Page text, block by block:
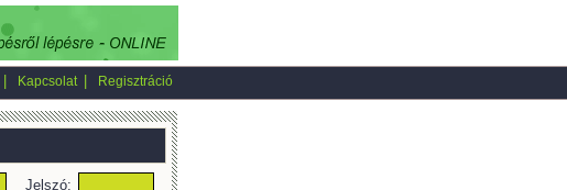
Kapcsolat Regisztráció
Jelszó: